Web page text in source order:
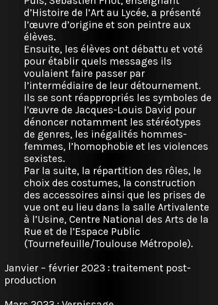
d’Histoire de l’Art au Lycée, a présenté
l’œuvre d’origine et son peintre aux
élèves.
Ensuite, les élèves ont débattu et voté
pour établir quels messages ils
voulaient faire passer par
l’intermédiaire de leur détournement.
Ils se sont réappropriés les symboles de
l’œuvre de Jacques-Louis David pour
dénoncer notamment les stéréotypes
de genres, les inégalités hommes-
femmes, l’homophobie et les violences
sexistes.
Par la suite, la répartition des rôles, le
choix des costumes, la construction
des accessoires ainsi que les prises de
vue ont eu lieu dans la salle Artivalente
à l’Usine, Centre National des Arts de la
Rue et de l’Espace Public
(Tournefeuille/Toulouse Métropole).
Janvier – février 2023 : traitement post-
production